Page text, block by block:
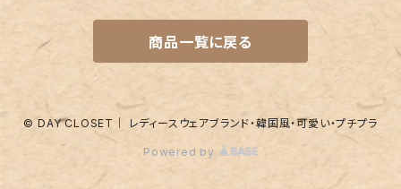
水着関連商品
レギンス
アームカバー
ネイルグッズ
商品一覧に戻る
© DAY CLOSET｜ レディースウェアブランド・韓国風・可愛い・プチプラ
Powered by